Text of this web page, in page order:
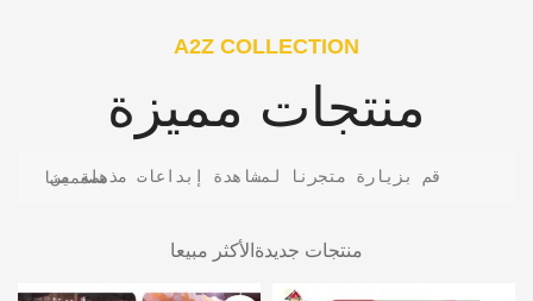
A2Z COLLECTION
منتجات مميزة
قم بزيارة متجرنا لمشاهدة إبداعات مذهلة من مصممينا
منتجات جديدة الأكثر مبيعا